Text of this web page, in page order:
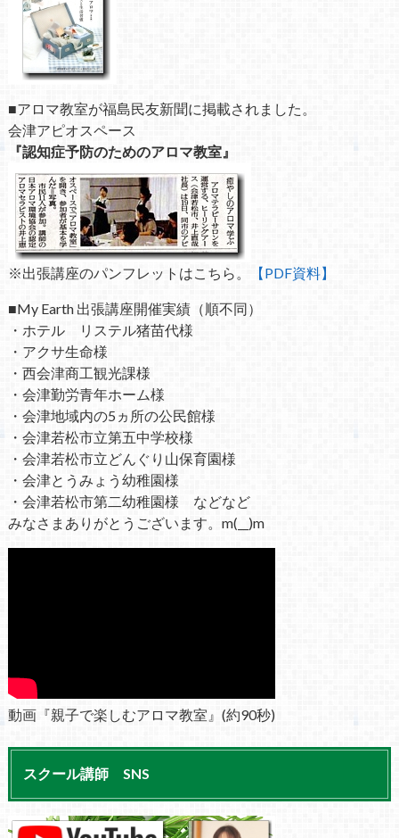
■アロマ教室が福島民友新聞に掲載されました。
会津アピオスペース
『認知症予防のためのアロマ教室』
※出張講座のパンフレットはこちら。 【PDF資料】
■My Earth 出張講座開催実績（順不同）
・ホテル リステル猪苗代様
・アクサ生命様
・西会津商工観光課様
・会津勤労青年ホーム様
・会津地域内の5ヵ所の公民館様
・会津若松市立第五中学校様
・会津若松市立どんぐり山保育園様
・会津とうみょう幼稚園様
・会津若松市第二幼稚園様 などなど
みなさまありがとうございます。m(__)m
動画『親子で楽しむアロマ教室』(約90秒)
スクール講師 SNS